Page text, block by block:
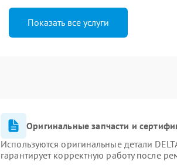
Показать все услуги
Оригинальные запчасти и
Используются оригинальные детали
гарантирует корректную работу после